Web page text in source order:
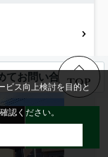
てお問い合わせ
せ LINE
TOP
ビス向上検討を目的と
認ください。